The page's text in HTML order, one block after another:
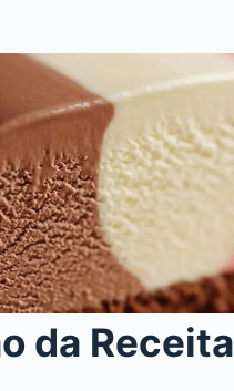
da Receita